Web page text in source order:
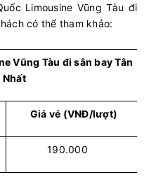
Sân bay Tân
Sơn Nhất
5
Sân bay Tân Sơn
Limousine Vũng Tàu đi
có thể tham khảo:
Vũng Tàu đi sân bay Tân
Nhất
Giá vé (VNĐ/lượt)
190.000